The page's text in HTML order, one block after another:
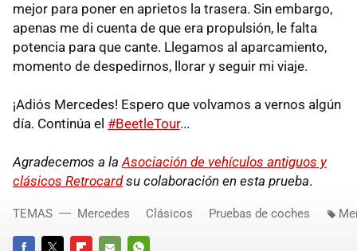
mejor para poner en aprietos la trasera. Sin embargo,
apenas me di cuenta de que era propulsión, le falta
potencia para que cante. Llegamos al aparcamiento,
momento de despedirnos, llorar y seguir mi viaje.
¡Adiós Mercedes! Espero que volvamos a vernos algún
día. Continúa el #BeetleTour...
Agradecemos a laAsociación de vehículos antiguos y
clásicos Retrocardsu colaboración en esta prueba.
TEMAS Mercedes Clásicos Pruebas de coches